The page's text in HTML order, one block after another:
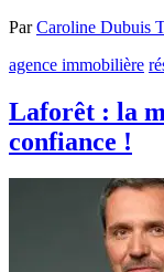
ParCaroline Dubuis
agence immobilière
Laforêt : la
confiance !